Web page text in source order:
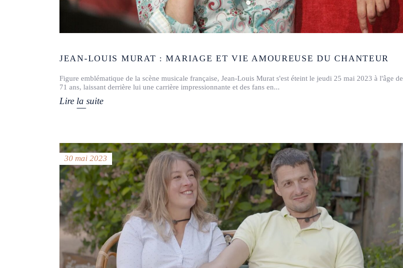
JEAN-LOUIS MURAT : MARIAGE ET VIE AMOUREUSE DU CHANTEUR
Figure emblématique de la scène musicale française, Jean-Louis Murat s'est éteint le jeudi 25 mai 2023 à l'âge de
71 ans, laissant derrière lui une carrière impressionnante et des fans en
Lire la suite
30 mai 2023